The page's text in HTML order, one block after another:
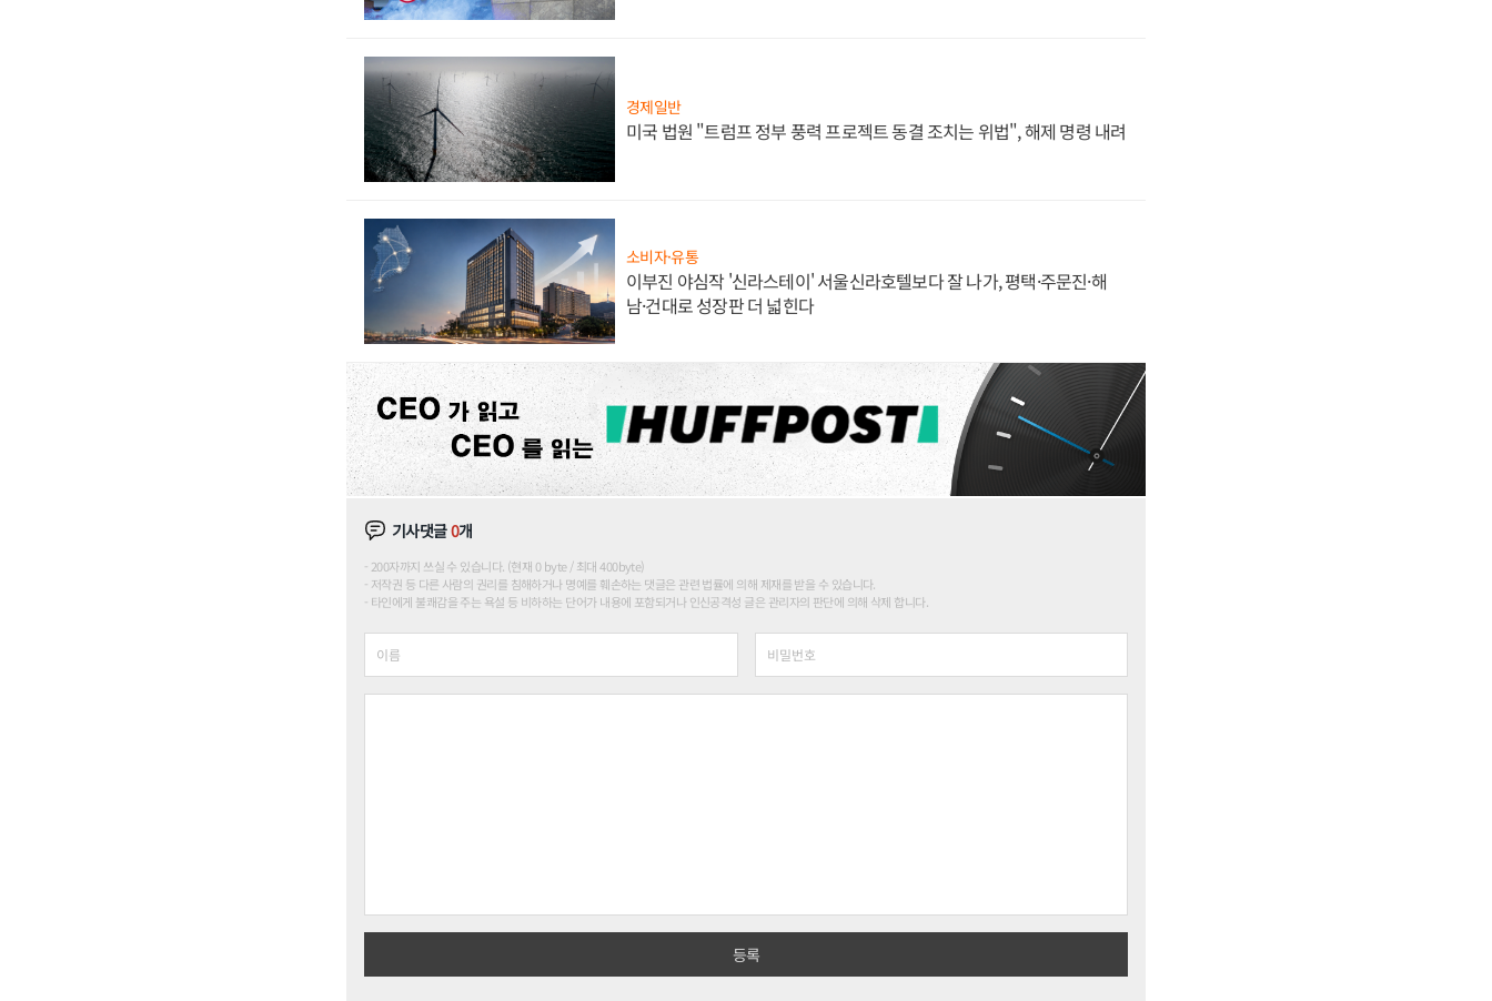
경제일반
미국 법원 "트럼프 정부 풍력 프로젝트 동결 조치는 위법", 해제 명령 내려
소비자·유통
이부진 야심작 '신라스테이' 서울신라호텔보다 잘 나가, 평택·주문진·해
남·건대로 성장판 더 넓힌다
기사댓글0개
200자까지 쓰실 수 있습니다. (현재 0 byte / 최대 400byte)
저작권 등 다른 사람의 권리를 침해하거나 명예를 훼손하는 댓글은 관련 법률에 의해 제재를 받을 수 있습니다.
타인에게 불쾌감을 주는 욕설 등 비하하는 단어가 내용에 포함되거나 인신공격성 글은 관리자의 판단에 의해 삭제 합니다.